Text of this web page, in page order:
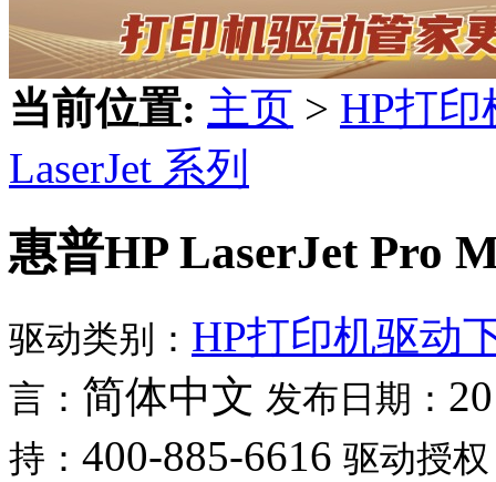
当前位置: 主页 > HP打
LaserJet 系列
惠普HP LaserJet Pro
驱动类别： HP打印机驱动
言： 简体中文 发布日期：
持： 400-885-6616 驱动授